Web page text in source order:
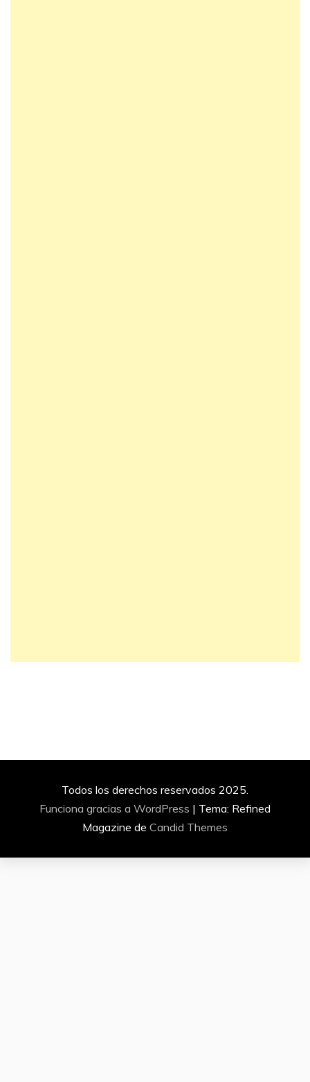
Todos los derechos reservados 2025.
Funciona gracias a WordPress | Tema: Refined
Magazine de Candid Themes